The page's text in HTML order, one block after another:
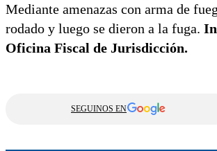
Mediante amenazas con arma de
rodado y luego se dieron a la fuga.
Oficina Fiscal de Jurisdicción.
SEGUINOS EN